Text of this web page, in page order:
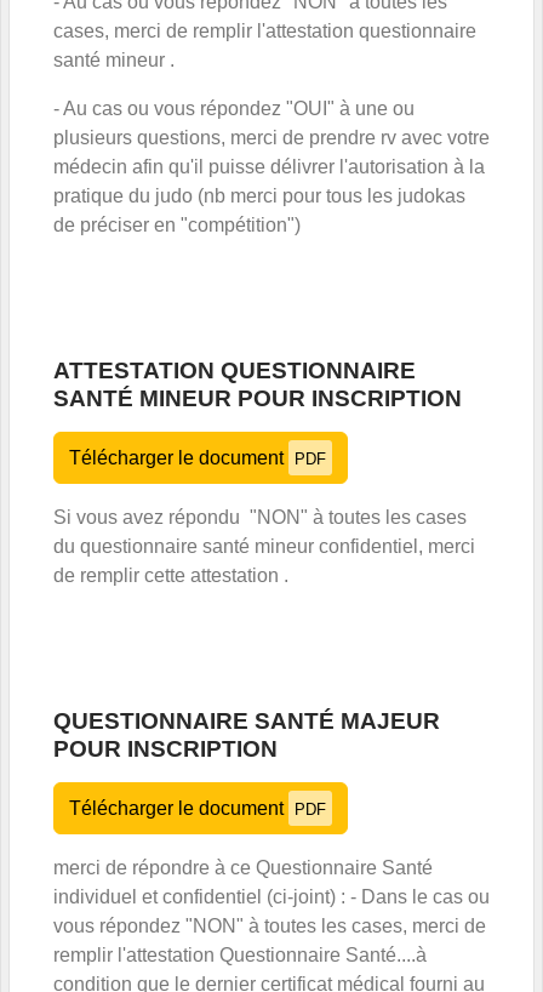
cases, merci de remplir l'attestation questionnaire
santé mineur .
- Au cas ou vous répondez "OUI" à une ou
plusieurs questions, merci de prendre rv avec votre
médecin afin qu'il puisse délivrer l'autorisation à la
pratique du judo (nb merci pour tous les judokas
de préciser en "compétition")
ATTESTATION QUESTIONNAIRE
SANTÉ MINEUR POUR INSCRIPTION
Télécharger le document PDF
Si vous avez répondu "NON" à toutes les cases
du questionnaire santé mineur confidentiel, merci
de remplir cette attestation .
QUESTIONNAIRE SANTÉ MAJEUR
POUR INSCRIPTION
Télécharger le document PDF
merci de répondre à ce Questionnaire Santé
individuel et confidentiel (ci-joint) : - Dans le cas ou
vous répondez "NON" à toutes les cases, merci de
remplir l'attestation Questionnaire Santé....à
condition que le dernier certificat médical fourni au